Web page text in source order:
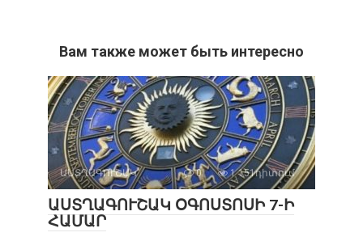
Вам также может быть интересно
ԱՍՏՂԱԳՈՒՇԱԿ 0 1 151դիտում
ԱՍՏՂԱԳՈՒՇԱԿ ՕԳՈՍՏՈՍԻ 7-Ի
ՀԱՄԱՐ